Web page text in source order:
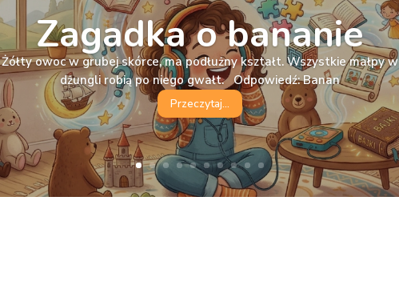
Zagadka o bananie
Żółty owoc w grubej skórce, ma podłużny kształt. Wszystkie małpy w
dżungli robią po niego gwałt. Odpowiedź: Banan
Przeczytaj...